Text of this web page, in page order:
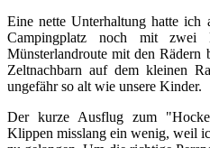
Eine nette Unterhaltung hatte ich
Campingplatz noch mit
Münsterlandroute mit den Rädern
Zeltnachbarn auf dem kleinen
ungefähr so alt wie unsere Kinder.
Der kurze Ausflug zum
Klippen misslang ein wenig, weil